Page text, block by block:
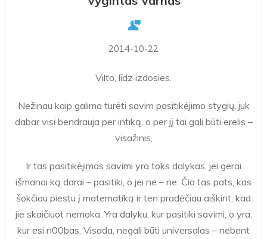
2014-10-22
Vilto, līdz izdosies.
Nežinau kaip galima turėti savim pasitikėjimo stygių, juk
dabar visi bendrauja per intiką, o per jį tai gali būti erelis –
visažinis,
Ir tas pasitikėjimas savimi yra toks dalykas, jei gerai
išmanai ką darai – pasitiki, o jei ne – ne. Čia tas pats, kas
šokčiau piestu į matematiką ir ten pradėčiau aiškint, kad
jie skaičiuot nemoka. Yra dalyku, kur pasitiki savimi, o yra,
kur esi n00bas. Visada, negali būti universalas – nebent